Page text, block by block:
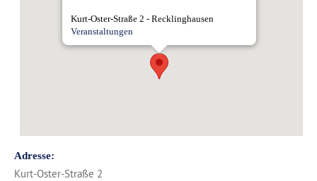
Kurt-Oster-Straße 2 - Recklinghausen
Veranstaltungen
Adresse:
Kurt-Oster-Straße 2